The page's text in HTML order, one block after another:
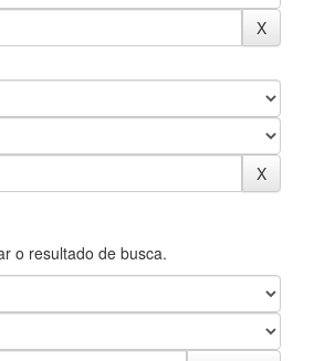
o resultado de busca.